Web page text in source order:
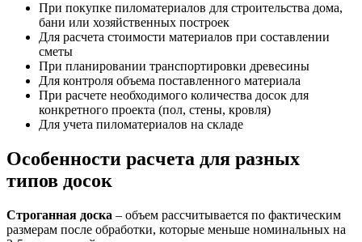
При покупке пиломатериалов для строительства дома,
бани или хозяйственных построек
Для расчета стоимости материалов при составлении
сметы
При планировании транспортировки древесины
Для контроля объема поставленного материала
При расчете необходимого количества досок для
конкретного проекта (пол, стены, кровля)
Для учета пиломатериалов на складе
Особенности расчета для разных
типов досок
Строганная доска – объем рассчитывается по фактическим
размерам после обработки, которые меньше номинальных на